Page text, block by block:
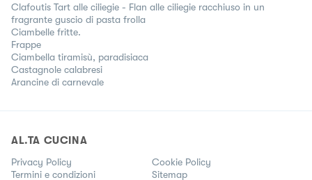
Clafoutis Tart alle ciliegie - Flan alle ciliegie racchiuso in un
fragrante guscio di pasta frolla
Ciambelle fritte.
Frappe
Ciambella tiramisù, paradisiaca
Castagnole calabresi
Arancine di carnevale
AL.TA CUCINA
Privacy Policy
Cookie Policy
Termini e condizioni
Sitemap